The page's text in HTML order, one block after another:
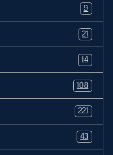
9
21
14
108
221
43